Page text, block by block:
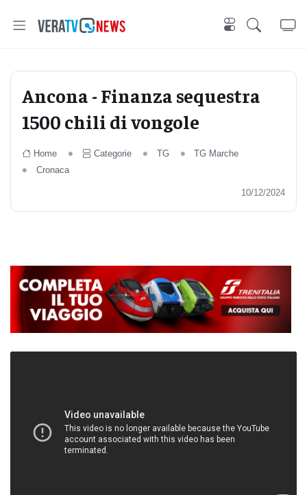
Ancona - Finanza sequestra
1500 chili di vongole
Home Categorie TG
TG Marche
Cronaca
10/12/2024